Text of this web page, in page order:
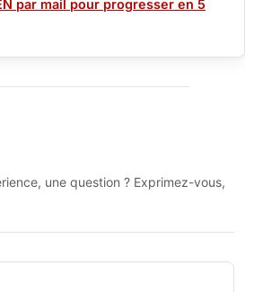
par mail pour progresser en 5
une question ? Exprimez-vous,